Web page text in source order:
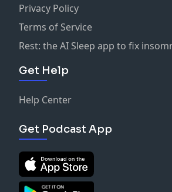
Privacy Policy
Terms of Service
Rest: the AI Sleep app to fix
Get Help
Help Center
Get Podcast App